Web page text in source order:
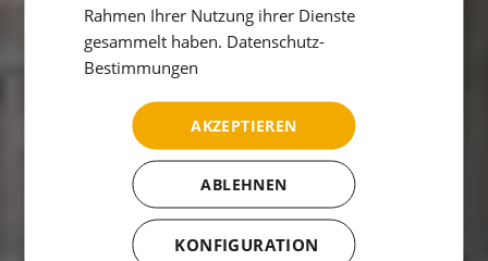
Rahmen Ihrer Nutzung ihrer Dienste
gesammelt haben. Datenschutz-
Bestimmungen
AKZEPTIEREN
ABLEHNEN
KONFIGURATION